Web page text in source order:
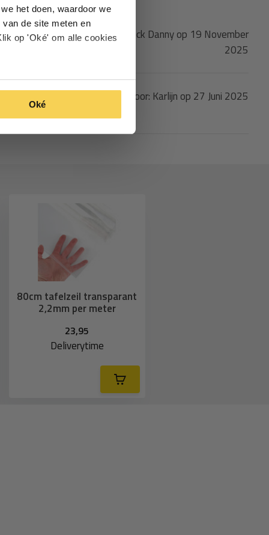
het doen, waardoor we
de site meten en
op 'Oké' om alle cookies
Oké
Gepost door: Opdebeeck Danny op 19 November
2025
Gepost door: Karlijn op 27 Juni 2025
80cm tafelzeil transparant
2,2mm per meter
23,95
Deliverytime